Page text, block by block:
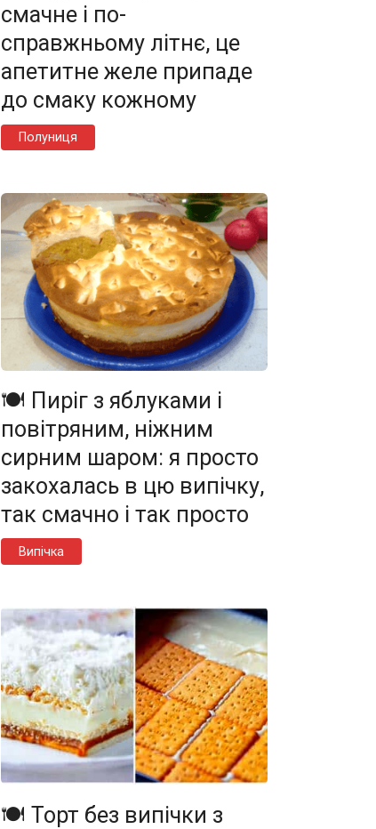
смачне і по-
справжньому літнє, це
апетитне желе припаде
до смаку кожному
Полуниця
🍽️ Пиріг з яблуками і
повітряним, ніжним
сирним шаром: я просто
закохалась в цю випічку,
так смачно і так просто
Випічка
🍽️ Торт без випічки з